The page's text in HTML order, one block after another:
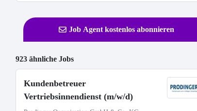
Job Agent kostenlos abonnieren
923 ähnliche Jobs
Kundenbetreuer
Vertriebsinnendienst (m/w/d)